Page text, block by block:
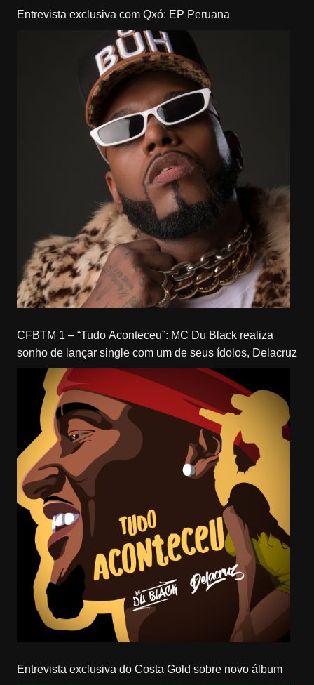
Entrevista exclusiva com Qxó: EP Peruana
CFBTM 1 – “Tudo Aconteceu”: MC Du Black realiza
sonho de lançar single com um de seus ídolos, Delacruz
Entrevista exclusiva do Costa Gold sobre novo álbum